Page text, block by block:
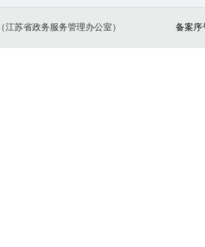
苏省政务服务管理办公室） 备案序